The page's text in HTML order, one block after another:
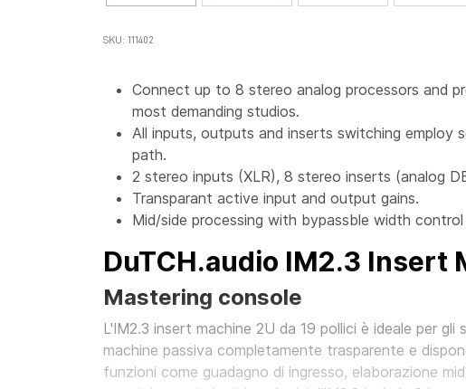
SKU: 111402
Connect up to 8 stereo analog processors and
most demanding studios.
All inputs, outputs and inserts switching employ
path.
2 stereo inputs (XLR), 8 stereo inserts (analog
Transparant active input and output gains.
Mid/side processing with bypassble width
DuTCH.audio IM2.3 Insert
Mastering console
L'IM2.3 insert machine 2U da 19 pollici è ideale per
machine passiva completamente trasparente e
funzioni come guadagno di ingresso, elaborazione